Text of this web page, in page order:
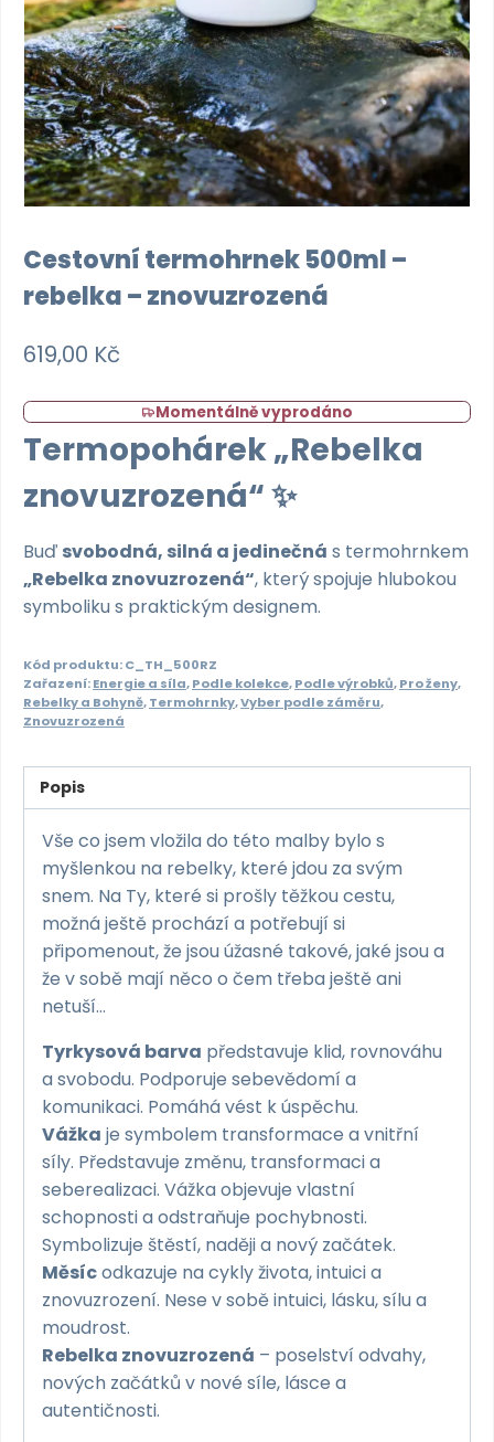
Cestovní termohrnek 500ml –
rebelka – znovuzrozená
619,00 Kč
Momentálně vyprodáno
Termopohárek „Rebelka
znovuzrozená“✨
Buď svobodná, silná a jedinečná s termohrnkem
„Rebelka znovuzrozená“, který spojuje hlubokou
symboliku s praktickým designem.
Kód produktu:C_TH_500RZ
Zařazení:Energie a síla,Podle kolekce,Podle výrobků,Pro ženy,
Rebelky a Bohyně,Termohrnky,Vyber podle záměru,
Znovuzrozená
Popis
Vše co jsem vložila do této malby bylo s
myšlenkou na rebelky, které jdou za svým
snem. Na Ty, které si prošly těžkou cestu,
možná ještě prochází a potřebují si
připomenout, že jsou úžasné takové, jaké jsou a
že v sobě mají něco o čem třeba ještě ani
netuší…
Tyrkysová barva představuje klid, rovnováhu
a svobodu. Podporuje sebevědomí a
komunikaci. Pomáhá vést k úspěchu.
Vážka je symbolem transformace a vnitřní
síly. Představuje změnu, transformaci a
seberealizaci. Vážka objevuje vlastní
schopnosti a odstraňuje pochybnosti.
Symbolizuje štěstí, naději a nový začátek.
Měsícodkazuje na cykly života, intuici a
znovuzrození. Nese v sobě intuici, lásku, sílu a
moudrost.
Rebelka znovuzrozená – poselství odvahy,
nových začátků v nové síle, lásce a
autentičnosti.